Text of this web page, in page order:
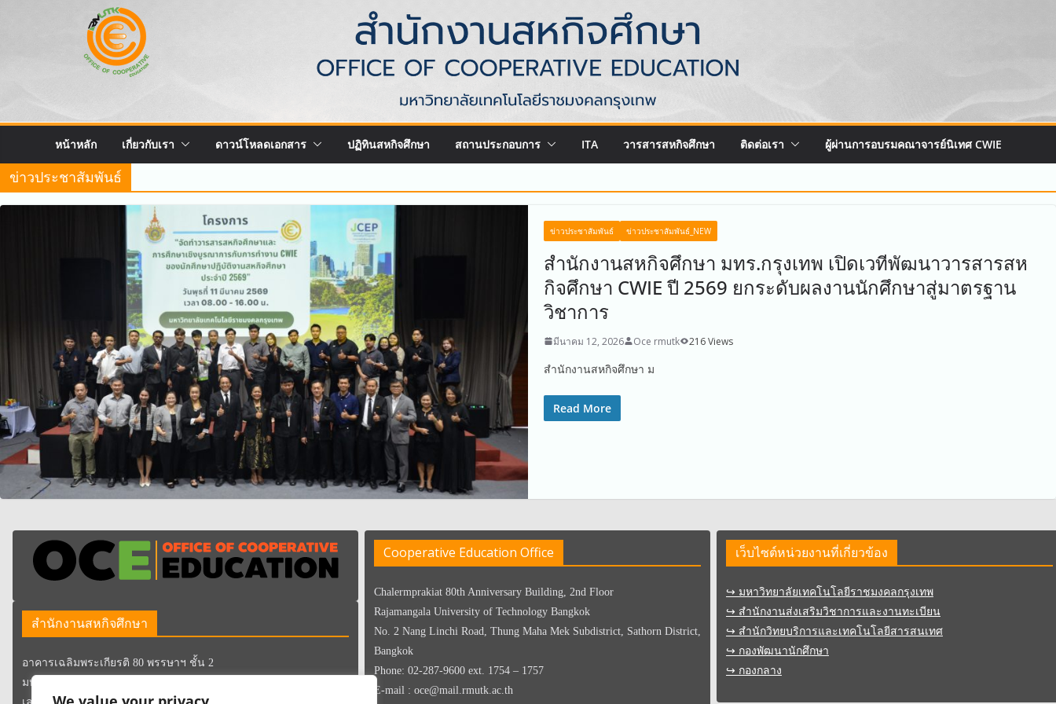
หน้าหลัก เกี่ยวกับเรา ดาวน์โหลดเอกสาร ปฏิทินสหกิจศึกษา สถานประกอบการ ITA วารสารสหกิจศึกษา ติดต่อเรา ผู้ผ่านการอบรมคณาจารย์นิเทศ CWIE
ข่าวประชาสัมพันธ์
ข่าวประชาสัมพันธ์ ข่าวประชาสัมพันธ์_NEW
สำนักงานสหกิจศึกษา มทร.กรุงเทพ เปิดเวทีพัฒนาวารสารสห
กิจศึกษา CWIE ปี 2569 ยกระดับผลงานนักศึกษาสู่มาตรฐาน
วิชาการ
มีนาคม 12, 2026 Oce rmutk 216 Views
สำนักงานสหกิจศึกษา ม
Read More
สำนักงานสหกิจศึกษา
อาคารเฉลิมพระเกียรติ 80 พรรษาฯ ชั้น 2
มหาวิทยาลัยเทคโนโลยีราชมงคลกรุงเทพ
Cooperative Education Office
Chalermprakiat 80th Anniversary Building, 2nd Floor
Rajamangala University of Technology Bangkok
No. 2 Nang Linchi Road, Thung Maha Mek Subdistrict, Sathorn District,
Bangkok
Phone: 02-287-9600 ext. 1754 – 1757
E-mail : oce@mail.rmutk.ac.th
เว็บไซต์หน่วยงานที่เกี่ยวข้อง
↪︎ มหาวิทยาลัยเทคโนโลยีราชมงคลกรุงเทพ
↪︎ สำนักงานส่งเสริมวิชาการและงานทะเบียน
↪︎ สำนักวิทยบริการและเทคโนโลยีสารสนเทศ
↪︎ กองพัฒนานักศึกษา
↪︎ กองกลาง